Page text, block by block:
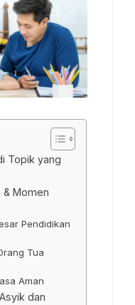
Topik yang
& Momen
Pendidikan
Tua
Aman
dan